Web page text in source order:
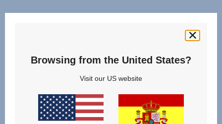
Browsing from the United States?
Visit our US website